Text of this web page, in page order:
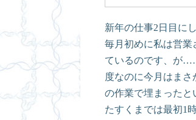
新年の仕事2日目に
毎月初めに私は営業
ているのです、が
度なのに今月はま
の作業で埋まったと
たすくまでは最初1